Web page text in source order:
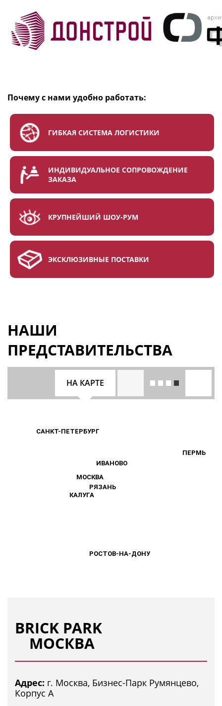
Почему с нами удобно работать:
ГИБКАЯ СИСТЕМА ЛОГИСТИКИ
ИНДИВИДУАЛЬНОЕ СОПРОВОЖДЕНИЕ
ЗАКАЗА
КРУПНЕЙШИЙ ШОУ-РУМ
ЭКСКЛЮЗИВНЫЕ ПОСТАВКИ
НАШИ
ПРЕДСТАВИТЕЛЬСТВА
МОСКВА
САНКТ-ПЕТЕРБУРГ
ИВАНОВО
КАЛУГА
ПЕРМЬ
РОСТОВ-НА-ДОНУ
РЯЗАНЬ
МОСКВА
САНКТ-ПЕТЕРБУРГ
ИВАНОВО
КАЛУГА
ПЕРМЬ
РОСТОВ-НА-ДОНУ
РЯЗАНЬ
НА КАРТЕ
BRICK PARK
МОСКВА
Адрес: г. Москва, Бизнес-Парк Румянцево,
Корпус А